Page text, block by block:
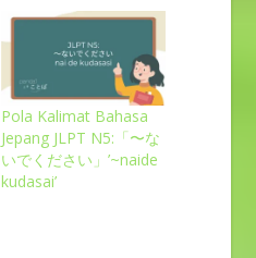
Pola Kalimat Bahasa
Jepang JLPT N5:「〜な
いでください」’~naide
kudasai’